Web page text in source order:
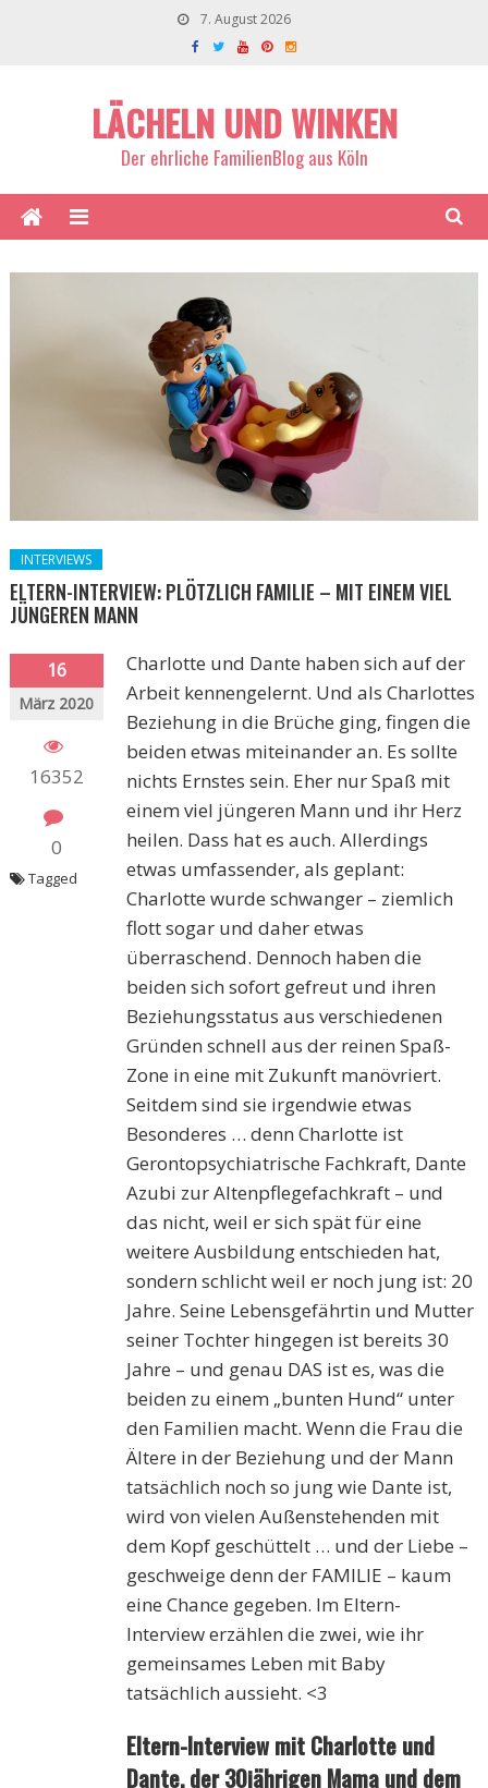
7. August 2026
LÄCHELN UND WINKEN
Der ehrliche FamilienBlog aus Köln
INTERVIEWS
ELTERN-INTERVIEW: PLÖTZLICH FAMILIE – MIT EINEM VIEL
JÜNGEREN MANN
16
März 2020
16352
0
Charlotte und Dante haben sich auf der
Arbeit kennengelernt. Und als Charlottes
Beziehung in die Brüche ging, fingen die
beiden etwas miteinander an. Es sollte
nichts Ernstes sein. Eher nur Spaß mit
einem viel jüngeren Mann und ihr Herz
heilen. Dass hat es auch. Allerdings
etwas umfassender, als geplant:
Charlotte wurde schwanger – ziemlich
flott sogar und daher etwas
überraschend. Dennoch haben die
beiden sich sofort gefreut und ihren
Beziehungsstatus aus verschiedenen
Gründen schnell aus der reinen Spaß-
Zone in eine mit Zukunft manövriert.
Seitdem sind sie irgendwie etwas
Besonderes … denn Charlotte ist
Gerontopsychiatrische Fachkraft, Dante
Azubi zur Altenpflegefachkraft – und
das nicht, weil er sich spät für eine
weitere Ausbildung entschieden hat,
sondern schlicht weil er noch jung ist: 20
Jahre. Seine Lebensgefährtin und Mutter
seiner Tochter hingegen ist bereits 30
Jahre – und genau DAS ist es, was die
beiden zu einem „bunten Hund“ unter
den Familien macht. Wenn die Frau die
Ältere in der Beziehung und der Mann
tatsächlich noch so jung wie Dante ist,
wird von vielen Außenstehenden mit
dem Kopf geschüttelt … und der Liebe –
geschweige denn der FAMILIE – kaum
eine Chance gegeben. Im Eltern-
Interview erzählen die zwei, wie ihr
gemeinsames Leben mit Baby
tatsächlich aussieht. <3
Eltern-Interview mit Charlotte und
Dante, der30jährigen Mama und dem
Tagged